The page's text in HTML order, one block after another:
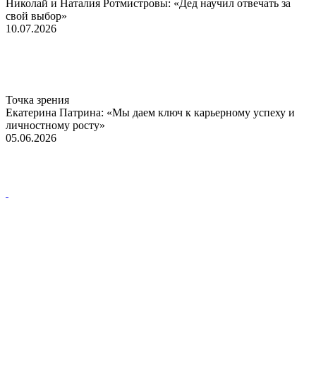
Николай и Наталия Ротмистровы: «Дед научил отвечать за
свой выбор»
10.07.2026
Точка зрения
Екатерина Патрина: «Мы даем ключ к карьерному успеху и
личностному росту»
05.06.2026